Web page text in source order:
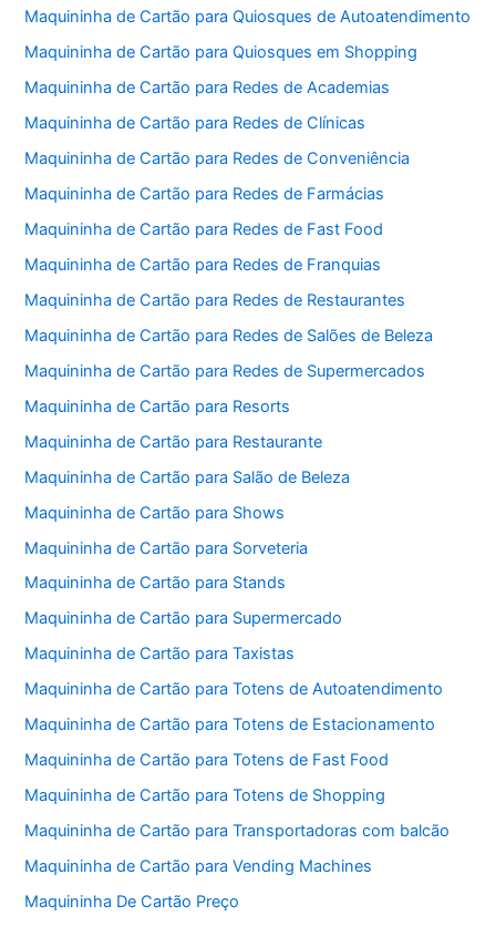
Maquininha de Cartão para Quiosques de Autoatendimento
Maquininha de Cartão para Quiosques em Shopping
Maquininha de Cartão para Redes de Academias
Maquininha de Cartão para Redes de Clínicas
Maquininha de Cartão para Redes de Conveniência
Maquininha de Cartão para Redes de Farmácias
Maquininha de Cartão para Redes de Fast Food
Maquininha de Cartão para Redes de Franquias
Maquininha de Cartão para Redes de Restaurantes
Maquininha de Cartão para Redes de Salões de Beleza
Maquininha de Cartão para Redes de Supermercados
Maquininha de Cartão para Resorts
Maquininha de Cartão para Restaurante
Maquininha de Cartão para Salão de Beleza
Maquininha de Cartão para Shows
Maquininha de Cartão para Sorveteria
Maquininha de Cartão para Stands
Maquininha de Cartão para Supermercado
Maquininha de Cartão para Taxistas
Maquininha de Cartão para Totens de Autoatendimento
Maquininha de Cartão para Totens de Estacionamento
Maquininha de Cartão para Totens de Fast Food
Maquininha de Cartão para Totens de Shopping
Maquininha de Cartão para Transportadoras com balcão
Maquininha de Cartão para Vending Machines
Maquininha De Cartão Preço